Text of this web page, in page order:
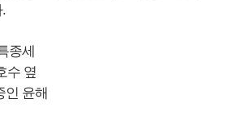
종세
수 옆
인 윤해